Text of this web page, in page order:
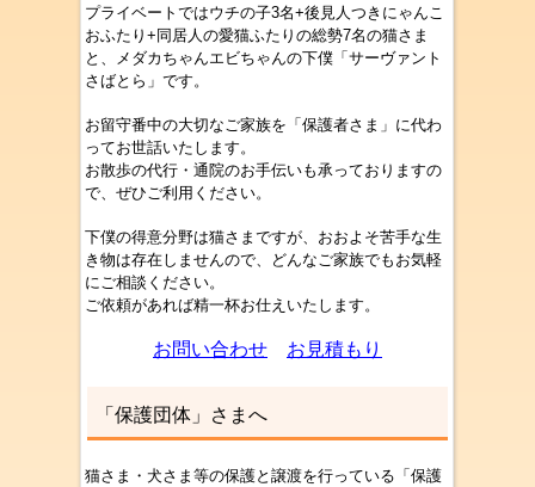
プライベートではウチの子3名+後見人つきにゃんこ
おふたり+同居人の愛猫ふたりの総勢7名の猫さま
と、メダカちゃんエビちゃんの下僕「サーヴァント
さばとら」です。
お留守番中の大切なご家族を「保護者さま」に代わ
ってお世話いたします。
お散歩の代行・通院のお手伝いも承っておりますの
で、ぜひご利用ください。
下僕の得意分野は猫さまですが、おおよそ苦手な生
き物は存在しませんので、どんなご家族でもお気軽
にご相談ください。
ご依頼があれば精一杯お仕えいたします。
お問い合わせ お見積もり
「保護団体」さまへ
猫さま・犬さま等の保護と譲渡を行っている「保護